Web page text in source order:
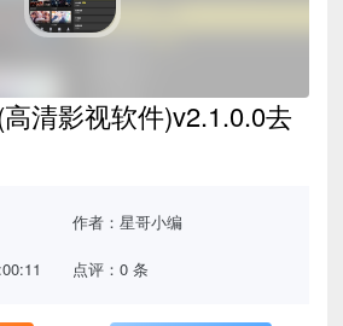
清影视软件)v2.1.0.0去
作者：星哥小编
点评：0 条